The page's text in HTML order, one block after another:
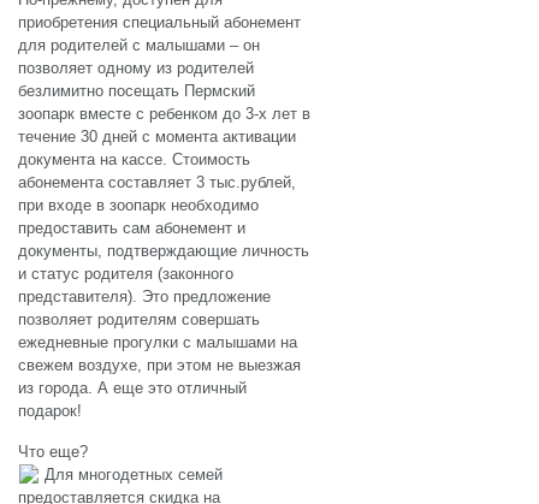
приобретения специальный абонемент
для родителей с малышами – он
позволяет одному из родителей
безлимитно посещать Пермский
зоопарк вместе с ребенком до 3-х лет в
течение 30 дней с момента активации
документа на кассе. Стоимость
абонемента составляет 3 тыс.рублей,
при входе в зоопарк необходимо
предоставить сам абонемент и
документы, подтверждающие личность
и статус родителя (законного
представителя). Это предложение
позволяет родителям совершать
ежедневные прогулки с малышами на
свежем воздухе, при этом не выезжая
из города. А еще это отличный
подарок!
Что еще?
Для многодетных семей
предоставляется скидка на